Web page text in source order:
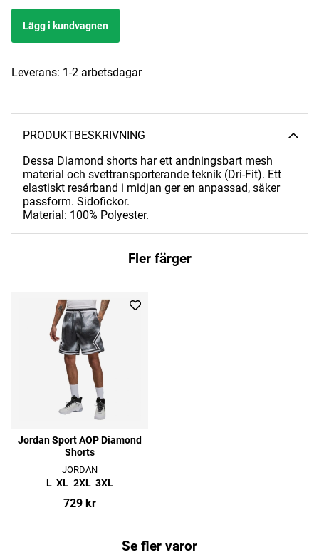
Lägg i kundvagnen
Leverans: 1-2 arbetsdagar
PRODUKTBESKRIVNING
Dessa Diamond shorts har ett andningsbart mesh
material och svettransporterande teknik (Dri-Fit). Ett
elastiskt resårband i midjan ger en anpassad, säker
passform. Sidofickor.
Material: 100% Polyester.
Fler färger
Jordan Sport AOP Diamond
Shorts
JORDAN
L XL 2XL 3XL
729 kr
Se fler varor